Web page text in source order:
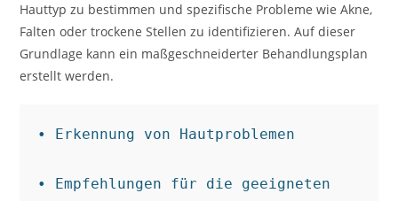
Hauttyp zu bestimmen und spezifische Probleme wie Akne,
Falten oder trockene Stellen zu identifizieren. Auf dieser
Grundlage kann ein maßgeschneiderter Behandlungsplan
erstellt werden.
• Erkennung von Hautproblemen
• Empfehlungen für die geeigneten